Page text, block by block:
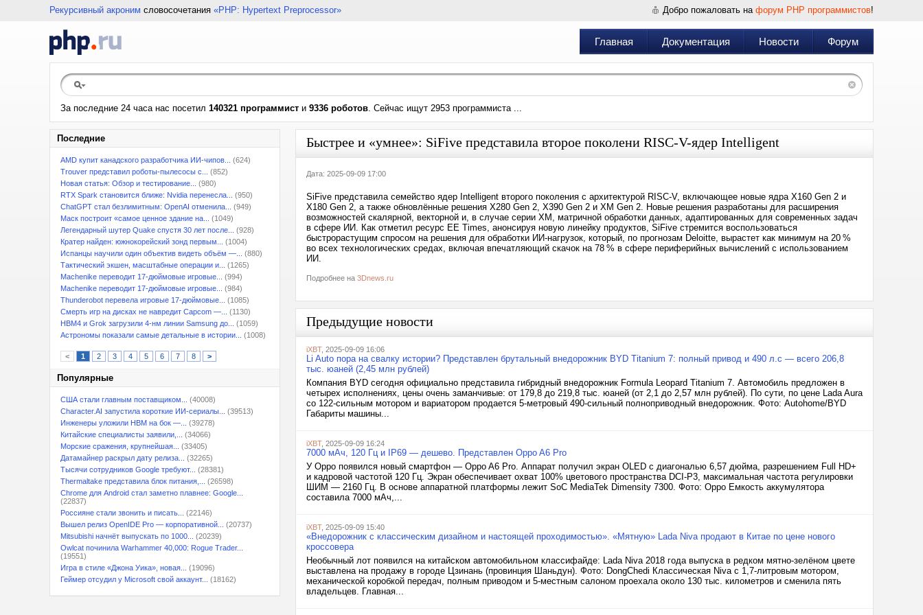
Рекурсивный акроним словосочетания «PHP: Hypertext Preprocessor» Добро пожаловать на форум PHP программистов!
Главная Документация Новости Форум
За последние 24 часа нас посетил 140321 программист и 9336 роботов. Сейчас ищут 2953 программиста ...
Последние
AMD купит канадского разработчика ИИ-чипов...
(624)
Trouver представил роботы-пылесосы с...
(852)
Новая статья: Обзор и тестирование...
(980)
RTX Spark становится ближе: Nvidia перенесла...
(950)
ChatGPT стал безлимитным: OpenAI отменила...
(949)
Маск построит «самое ценное здание на...
(1049)
Легендарный шутер Quake спустя 30 лет после...
(928)
Кратер найден: южнокорейский зонд первым...
(1004)
Испанцы научили один объектив видеть объём —...
(880)
Тактический экшен, масштабные операции и...
(1265)
Machenike переводит 17-дюймовые игровые...
(994)
Machenike переводит 17-дюймовые игровые...
(984)
Thunderobot перевела игровые 17-дюймовые...
(1085)
Смерть игр на дисках не навредит Capcom —...
(1130)
HBM4 и Grok загрузили 4-нм линии Samsung до...
(1059)
Астрономы показали самые детальные в истории...
(1008)
< 1 2 3 4 5 6 7 8 >
Популярные
США стали главным поставщиком...
(40008)
Character.AI запустила короткие ИИ-сериалы...
(39513)
Инженеры уложили HBM на бок —...
(39278)
Китайские специалисты заявили,...
(34066)
Морские сражения, крупнейшая...
(33405)
Датамайнер раскрыл дату релиза...
(32265)
Тысячи сотрудников Google требуют...
(28381)
Thermaltake представила блок питания,...
(26598)
Chrome для Android стал заметно плавнее: Google...
(22837)
Россияне стали звонить и писать...
(22146)
Вышел релиз OpenIDE Pro — корпоративной...
(20737)
Mitsubishi начнёт выпускать по 1000...
(20239)
Owlcat починила Warhammer 40,000: Rogue Trader...
(19551)
Игра в стиле «Джона Уика», новая...
(19096)
Геймер отсудил у Microsoft свой аккаунт...
(18162)
Быстрее и «умнее»: SiFive представила второе поколени RISC-V-ядер Intelligent
Дата: 2025-09-09 17:00
SiFive представила семейство ядер Intelligent второго поколения с архитектурой RISC-V, включающее новые ядра X160 Gen 2 и
X180 Gen 2, а также обновлённые решения X280 Gen 2, X390 Gen 2 и XM Gen 2. Новые решения разработаны для расширения
возможностей скалярной, векторной и, в случае серии XM, матричной обработки данных, адаптированных для современных задач
в сфере ИИ. Как отметил ресурс EE Times, анонсируя новую линейку продуктов, SiFive стремится воспользоваться
быстрорастущим спросом на решения для обработки ИИ-нагрузок, который, по прогнозам Deloitte, вырастет как минимум на 20 %
во всех технологических средах, включая впечатляющий скачок на 78 % в сфере периферийных вычислений с использованием
ИИ.
Подробнее на 3Dnews.ru
Предыдущие новости
iXBT, 2025-09-09 16:06
Li Auto пора на свалку истории? Представлен брутальный внедорожник BYD Titanium 7: полный привод и 490 л.с — всего 206,8
тыс. юаней (2,45 млн рублей)
Компания BYD сегодня официально представила гибридный внедорожник Formula Leopard Titanium 7. Автомобиль предложен в
четырех исполнениях, цены очень заманчивые: от 179,8 до 219,8 тыс. юаней (от 2,1 до 2,57 млн рублей). По сути, по цене Lada Aura
со 122-сильным мотором и вариатором продается 5-метровый 490-сильный полноприводный внедорожник. Фото: Autohome/BYD
Габариты машины...
iXBT, 2025-09-09 16:24
7000 мАч, 120 Гц и IP69 — дешево. Представлен Oppo A6 Pro
У Oppo появился новый смартфон — Oppo A6 Pro. Аппарат получил экран OLED с диагональю 6,57 дюйма, разрешением Full HD+
и кадровой частотой 120 Гц. Экран обеспечивает охват 100% цветового пространства DCI-P3, максимальная частота регулировки
ШИМ — 2160 Гц. В основе аппаратной платформы лежит SoC MediaTek Dimensity 7300. Фото: Oppo Емкость аккумулятора
составила 7000 мАч,...
iXBT, 2025-09-09 15:40
«Внедорожник с классическим дизайном и настоящей проходимостью». «Мятную» Lada Niva продают в Китае по цене нового
кроссовера
Необычный лот появился на китайском автомобильном классифайде: Lada Niva 2018 года выпуска в редком мятно-зелёном цвете
выставлена на продажу в городе Цзинань (провинция Шаньдун). Фото: DongChedi Классическая Niva с 1,7-литровым мотором,
механической коробкой передач, полным приводом и 5-местным салоном проехала около 130 тыс. километров и сменила пять
владельцев. Главная...